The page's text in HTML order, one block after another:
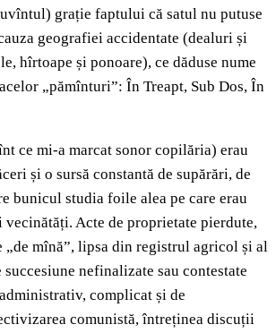
grație faptului că satul nu putuse
geografiei accidentate (dealuri și
hîrtoape și ponoare), ce dăduse nume
„pămînturi”: În Treapt, Sub Dos, În
ce mi-a marcat sonor copilăria) erau
și o sursă constantă de supărări, de
bunicul studia foile alea pe care erau
vecinătăți. Acte de proprietate pierdute,
„de mînă”, lipsa din registrul agricol și al
nefinalizate sau contestate
complicat și de
comunistă, întreținea discuții